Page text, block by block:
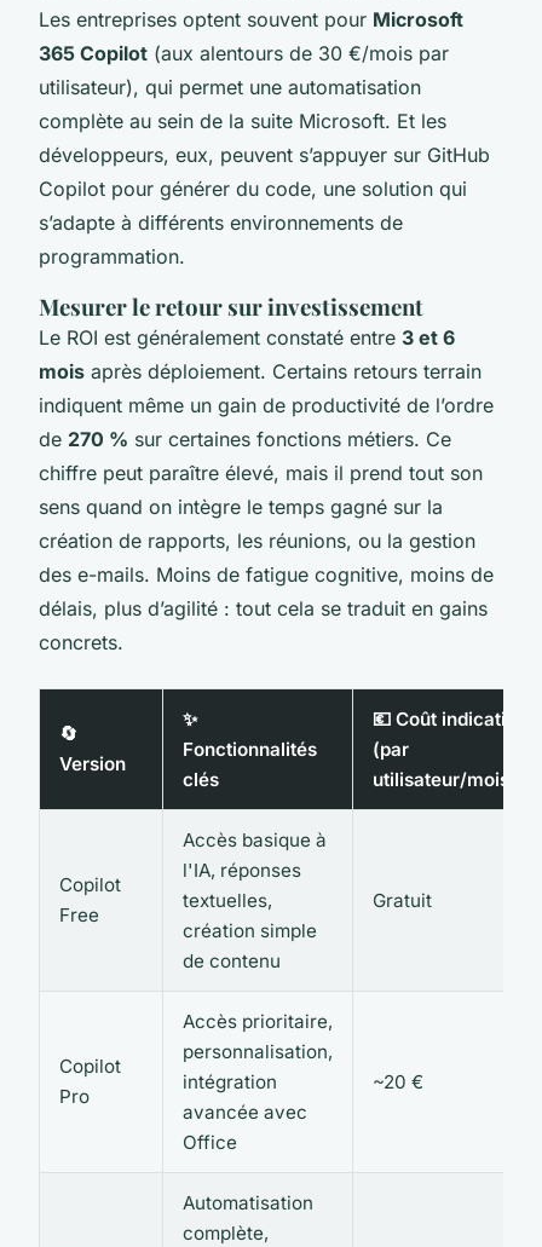
Les entreprises optent souvent pour Microsoft
365 Copilot (aux alentours de 30 €/mois par
utilisateur), qui permet une automatisation
complète au sein de la suite Microsoft. Et les
développeurs, eux, peuvent s’appuyer sur GitHub
Copilot pour générer du code, une solution qui
s’adapte à différents environnements de
programmation.
Mesurer le retour sur investissement
Le ROI est généralement constaté entre 3 et 6
mois après déploiement. Certains retours terrain
indiquent même un gain de productivité de l’ordre
de 270 % sur certaines fonctions métiers. Ce
chiffre peut paraître élevé, mais il prend tout son
sens quand on intègre le temps gagné sur la
création de rapports, les réunions, ou la gestion
des e-mails. Moins de fatigue cognitive, moins de
délais, plus d’agilité : tout cela se traduit en gains
concrets.
🔄
Version
✨
Fonctionnalités
clés
💶 Coût indicatif
(par
utilisateur/mois)
Copilot
Free
Accès basique à
l'IA, réponses
textuelles,
création simple
de contenu
Gratuit
Copilot
Pro
Accès prioritaire,
personnalisation,
intégration
avancée avec
Office
~20 €
Automatisation
complète,